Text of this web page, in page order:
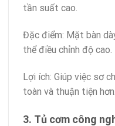
tần suất cao.
Đặc điểm: Mặt bàn
thể điều chỉnh độ cao.
Lợi ích: Giúp việc sơ
toàn và thuận tiện hơn.
3. Tủ cơm công